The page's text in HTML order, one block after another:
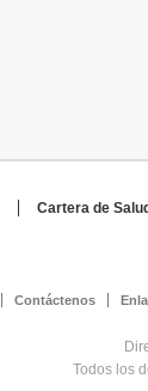
Cartera de
Contáctenos
Todos los